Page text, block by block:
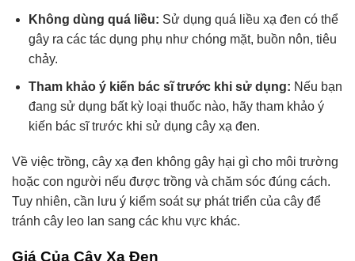
Không dùng quá liều: Sử dụng quá liều xạ đen có thể
gây ra các tác dụng phụ như chóng mặt, buồn nôn, tiêu
chảy.
Tham khảo ý kiến bác sĩ trước khi sử dụng: Nếu bạn
đang sử dụng bất kỳ loại thuốc nào, hãy tham khảo ý
kiến bác sĩ trước khi sử dụng cây xạ đen.
Về việc trồng, cây xạ đen không gây hại gì cho môi trường
hoặc con người nếu được trồng và chăm sóc đúng cách.
Tuy nhiên, cần lưu ý kiểm soát sự phát triển của cây để
tránh cây leo lan sang các khu vực khác.
Giá Của Cây Xạ Đen